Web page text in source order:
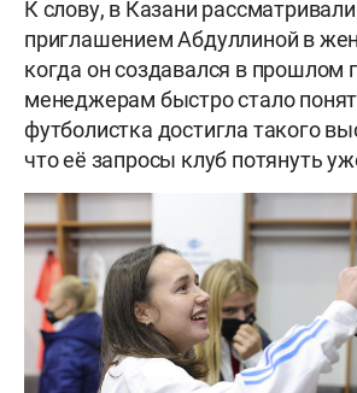
К слову, в Казани
приглашением Абдуллиной в
когда он создавался в прошлом
менеджерам быстро стало
футболистка достигла такого
что её запросы клуб потянуть